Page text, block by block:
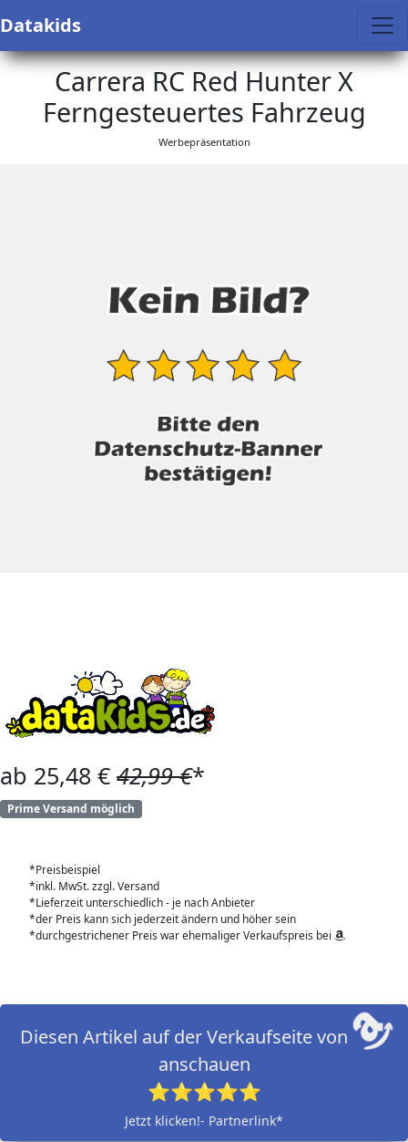
Datakids
Carrera RC Red Hunter X
Ferngesteuertes Fahrzeug
Werbepräsentation
ab 25,48 € 42,99 €*
Prime Versand möglich
*Preisbeispiel
*inkl. MwSt. zzgl. Versand
*Lieferzeit unterschiedlich - je nach Anbieter
*der Preis kann sich jederzeit ändern und höher sein
*durchgestrichener Preis war ehemaliger Verkaufspreis bei
Diesen Artikel auf der Verkaufseite von
anschauen
⭐⭐⭐⭐⭐
Jetzt klicken!- Partnerlink*